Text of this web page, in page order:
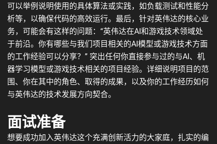
可以举例说明使用的具体算法或实践，如负载测试和性能分
析等，以确保代码的高效运行。最后，针对英伟达的核心业
务，可能会有这样的问题：“英伟达在AI和游戏技术领域处
于前沿。你有哪些与我们项目相关的AI模型或游戏技术方面
的工作经验可以分享？” 突出任何你直接参与过的与AI、机
器学习模型或游戏技术相关的项目经验。详细说明项目的范
围、你在其中的角色、取得的成果，以及你的工作经历如何
与英伟达的技术发展方向契合。
面试准备
想要成功加入英伟达这个充满创新活力的大家庭，扎实的编